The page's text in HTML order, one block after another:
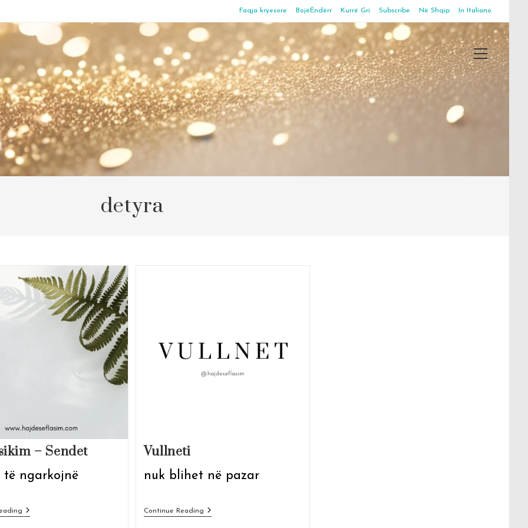
Faqja kryesore BojëËndërr Kurrë Gri Subscribe Në Shqip In Italiano
Main
Menu
detyra
– Sendet
të ngarkojnë
Detoksikim
–
Vullneti
nuk blihet në pazar
Continue ReadingVullneti